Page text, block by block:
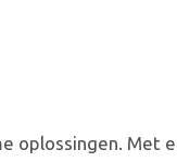
oplossingen. Met